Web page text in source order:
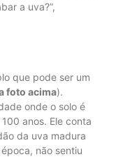
a uva?”,
que pode ser um
foto acima).
onde o solo é
anos. Ele conta
da uva madura
não sentiu